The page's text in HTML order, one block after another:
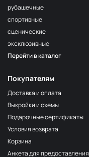
рубашечные
спортивные
сценические
эксклюзивные
Перейти в каталог
Покупателям
Доставка и оплата
Выкройки и схемы
Подарочные сертификаты
Условия возврата
Корзина
Анкета для предоставления